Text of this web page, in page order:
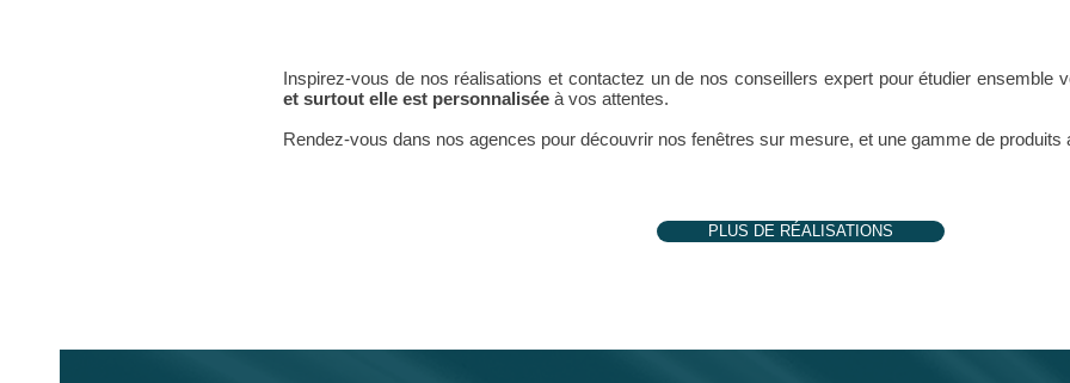
Inspirez-vous de nos réalisations et contactez un de nos conseillers expert pour étudier ensemble
et surtout elle est personnalisée à vos attentes.
Rendez-vous dans nos agences pour découvrir nos fenêtres sur mesure, et une gamme de produits
PLUS DE RÉALISATIONS